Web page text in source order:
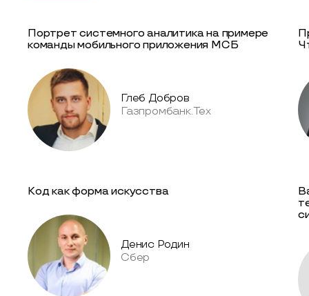
Портрет системного аналитика на примере
команды мобильного приложения МСБ
Глеб Добров
Газпромбанк.Тех
Код как форма искусства
Денис Родин
Сбер